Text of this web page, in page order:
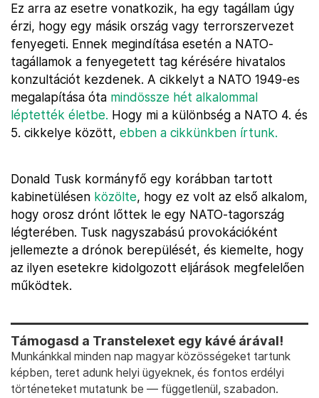
Ez arra az esetre vonatkozik, ha egy tagállam úgy
érzi, hogy egy másik ország vagy terrorszervezet
fenyegeti. Ennek megindítása esetén a NATO-
tagállamok a fenyegetett tag kérésére hivatalos
konzultációt kezdenek. A cikkelyt a NATO 1949-es
megalapítása óta mindössze hét alkalommal
léptették életbe. Hogy mi a különbség a NATO 4. és
5. cikkelye között, ebben a cikkünkben írtunk.
Donald Tusk kormányfő egy korábban tartott
kabinetülésen közölte, hogy ez volt az első alkalom,
hogy orosz drónt lőttek le egy NATO-tagország
légterében. Tusk nagyszabású provokációként
jellemezte a drónok berepülését, és kiemelte, hogy
az ilyen esetekre kidolgozott eljárások megfelelően
működtek.
Támogasd a Transtelexet egy kávé árával!
Munkánkkal minden nap magyar közösségeket tartunk
képben, teret adunk helyi ügyeknek, és fontos erdélyi
történeteket mutatunk be — függetlenül, szabadon.